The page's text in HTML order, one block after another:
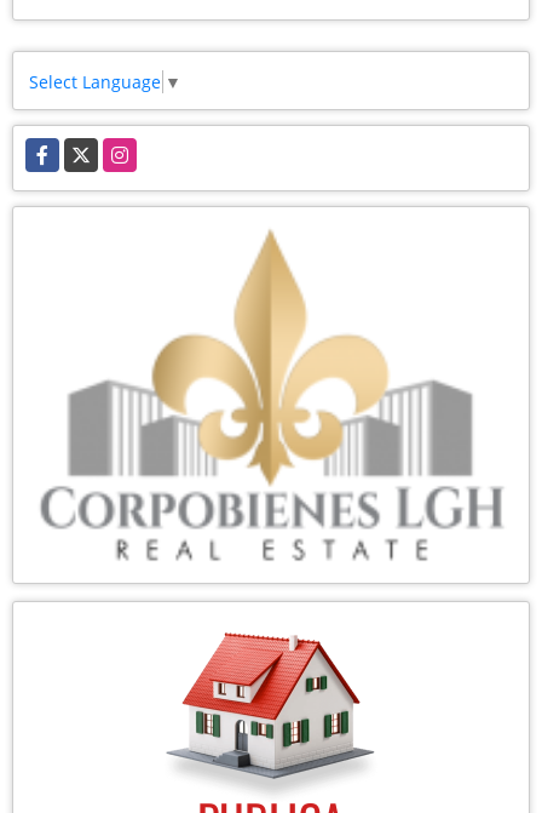
Select Language ▼
Facebook
X Instagram